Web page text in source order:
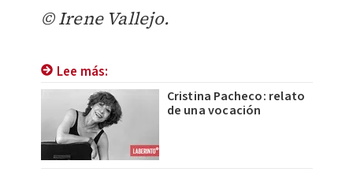
© Irene Vallejo.
Lee más:
Cristina Pacheco: relato
de una vocación